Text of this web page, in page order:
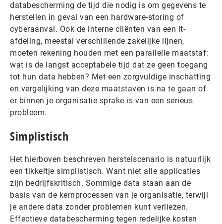
databescherming de tijd die nodig is om gegevens te
herstellen in geval van een hardware-storing of
cyberaanval. Ook de interne cliënten van een it-
afdeling, meestal verschillende zakelijke lijnen,
moeten rekening houden met een parallelle maatstaf:
wat is de langst acceptabele tijd dat ze geen toegang
tot hun data hebben? Met een zorgvuldige inschatting
en vergelijking van deze maatstaven is na te gaan of
er binnen je organisatie sprake is van een serieus
probleem.
Simplistisch
Het hierboven beschreven herstelscenario is natuurlijk
een tikkeltje simplistisch. Want niet alle applicaties
zijn bedrijfskritisch. Sommige data staan aan de
basis van de kernprocessen van je organisatie, terwijl
je andere data zonder problemen kunt verliezen.
Effectieve databescherming tegen redelijke kosten